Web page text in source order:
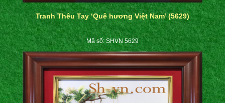
Tranh Thêu Tay ‘Quê hương Việt Nam’ (5629)
Mã số: SHVN 5629